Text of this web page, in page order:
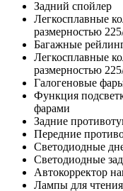
Задний спойлер
Легкосплавные
размерностью
Багажные
Легкосплавные
размерностью
Галогеновые
Функция
фарами
Задние
Передние
Светодиодные
Светодиодные
Автокорректор
Лампы для чтения